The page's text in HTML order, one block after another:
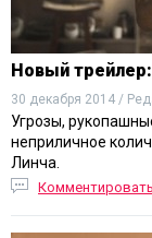
Новый
30 декабря 2014 /
Угрозы,
неприличное
Линча.
Комментировать